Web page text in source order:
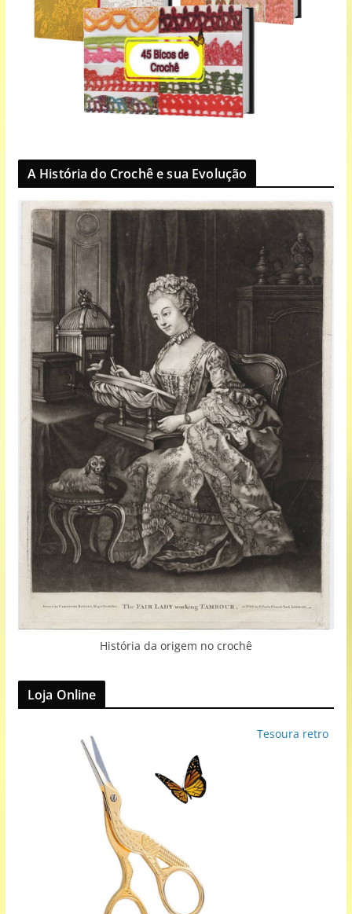
A História do Crochê e sua Evolução
História da origem no crochê
Loja Online
Tesoura retro